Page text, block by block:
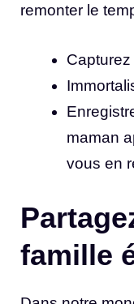
remonter le
maman
vous en
famille